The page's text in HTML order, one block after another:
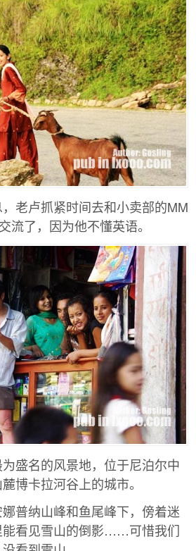
老卢抓紧时间去和小卖部的MM
流了，因为他不懂英语。
盛名的风景地，位于尼泊尔中
博卡拉河谷上的城市。
普纳山峰和鱼尾峰下，傍着迷
能看见雪山的倒影……可惜我们